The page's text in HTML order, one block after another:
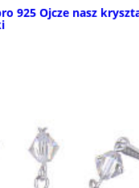
925 Ojcze nasz